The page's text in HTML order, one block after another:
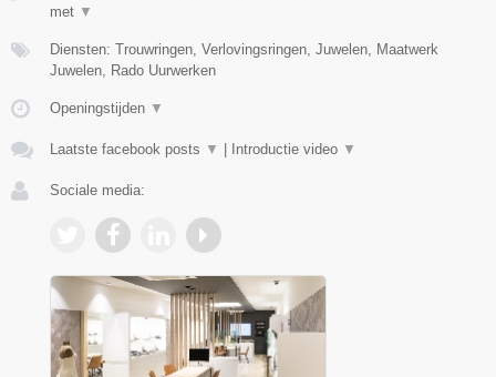
met ▼
Diensten: Trouwringen, Verlovingsringen, Juwelen, Maatwerk
Juwelen, Rado Uurwerken
Openingstijden ▼
Laatste facebook posts ▼ Introductie video ▼
Sociale media: